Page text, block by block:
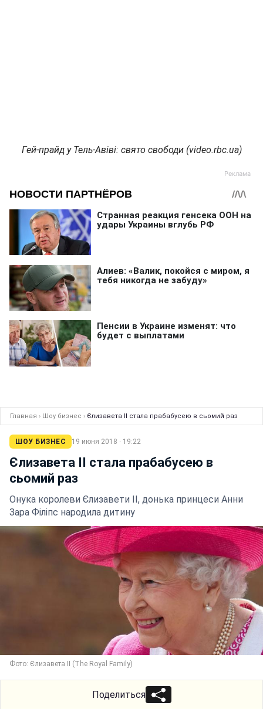
Гей-прайд у Тель-Авіві: свято свободи (video.rbc.ua)
Главная › Шоу бизнес › Єлизавета II стала прабабусею в сьомий раз
ШОУ БИЗНЕС 19 июня 2018 · 19:22
Єлизавета II стала прабабусею в
сьомий раз
Онука королеви Єлизавети II, донька принцеси Анни
Зара Філіпс народила дитину
Фото: Єлизавета II (The Royal Family)
Поделиться